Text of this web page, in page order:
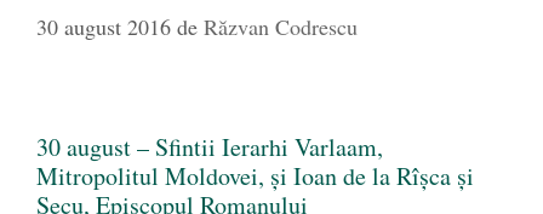
30 august 2016 de Răzvan Codrescu
30 august – Sfintii Ierarhi Varlaam,
Mitropolitul Moldovei, și Ioan de la Rîșca și
Secu, Episcopul Romanului